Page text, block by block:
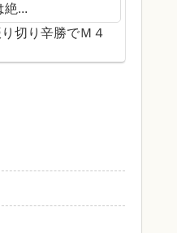
絶...
切り辛勝でＭ４